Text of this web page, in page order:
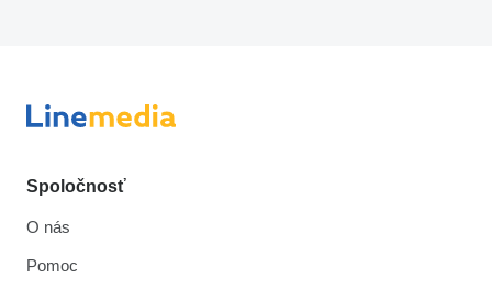
Spoločnosť
O nás
Pomoc